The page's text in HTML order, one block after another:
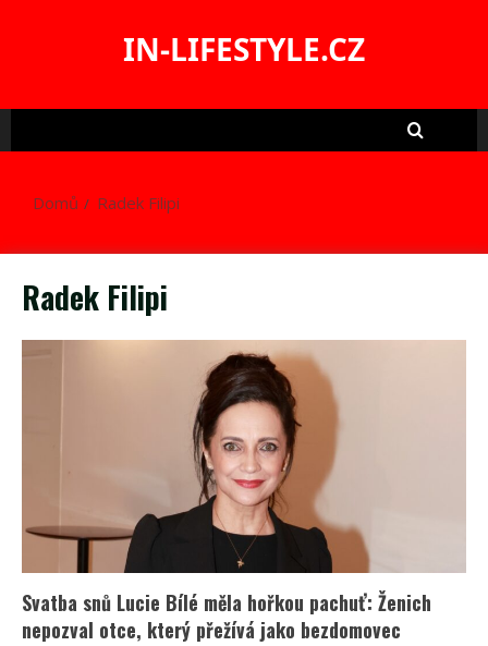
IN-LIFESTYLE.CZ
Domů Radek Filipi
Radek Filipi
Svatba snů Lucie Bílé měla hořkou pachuť: Ženich
nepozval otce, který přežívá jako bezdomovec